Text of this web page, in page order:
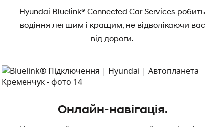
Hyundai Bluelink® Connected Car Services робить
водіння легшим і кращим, не відволікаючи вас
від дороги.
Онлайн-навігація.